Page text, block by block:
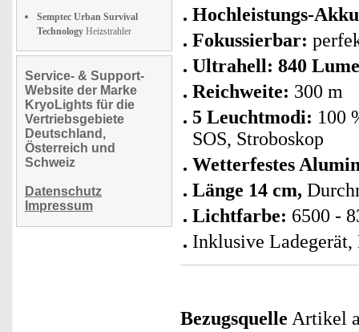
Semptec Urban Survival
Technology Heizstrahler
Service- & Support-
Website der Marke
KryoLights für die
Vertriebsgebiete
Deutschland,
Österreich und
Schweiz
Datenschutz
Impressum
Hochleistungs-
Fokussierbar:
Ultrahell: 840
Reichweite: 300 m
5 Leuchtmodi: 100
SOS, Stroboskop
Wetterfestes
Länge 14 cm,
Lichtfarbe: 6500 -
Inklusive Ladegerät,
Bezugsquelle Artikel